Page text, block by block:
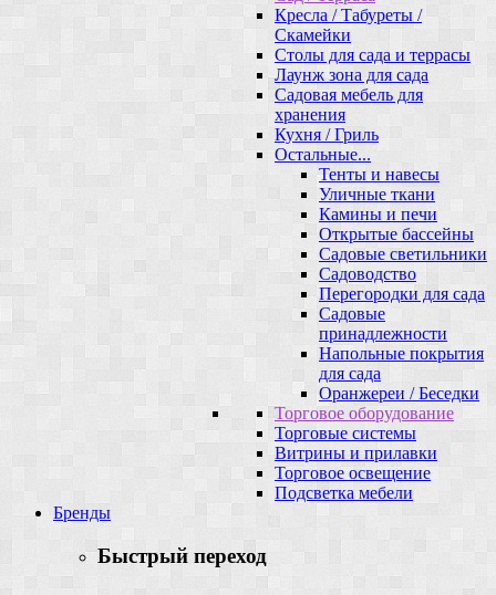
Кресла / Табуреты /
Скамейки
Столы для сада и террасы
Лаунж зона для сада
Садовая мебель для
хранения
Кухня / Гриль
Остальные...
Тенты и навесы
Уличные ткани
Камины и печи
Открытые бассейны
Садовые светильники
Садоводство
Перегородки для сада
Садовые
принадлежности
Напольные покрытия
для сада
Оранжереи / Беседки
Торговое оборудование
Торговые системы
Витрины и прилавки
Торговое освещение
Подсветка мебели
Бренды
Быстрый переход